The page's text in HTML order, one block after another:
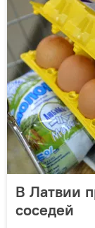
В Латвии
соседей